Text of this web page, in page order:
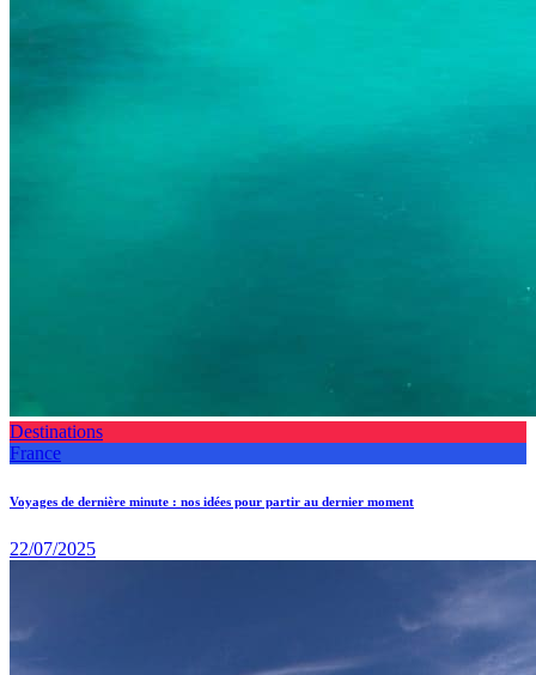
Destinations
France
Voyages de dernière minute : nos idées pour partir au dernier moment
22/07/2025